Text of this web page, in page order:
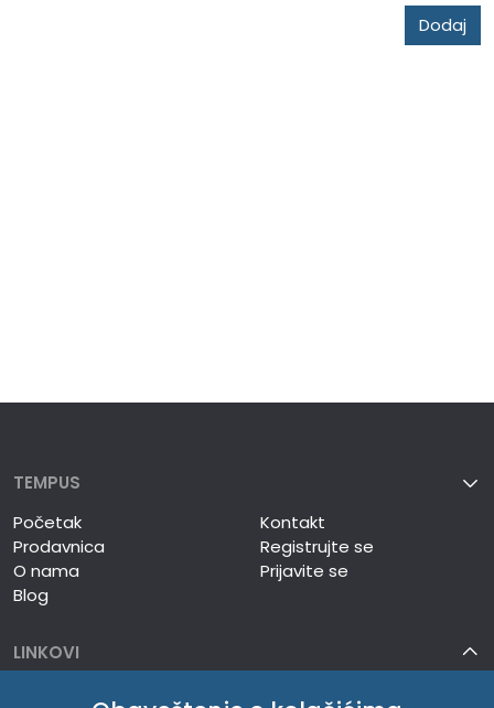
Dodaj
TEMPUS
Početak
Prodavnica
O nama
Blog
Kontakt
Registrujte se
Prijavite se
LINKOVI